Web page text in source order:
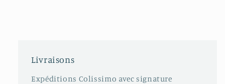
Livraisons
Expéditions Colissimo avec signature